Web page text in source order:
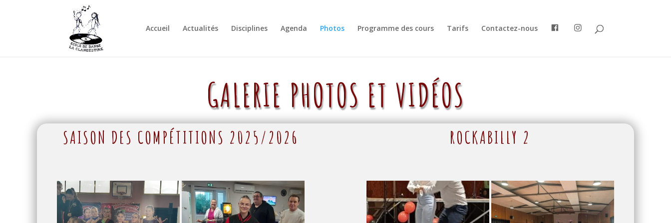
Accueil Actualités Disciplines Agenda Photos Programme des cours Tarifs Contactez-nous
GALERIE PHOTOS ET VIDÉOS
SAISON DES COMPÉTITIONS 2025/2026 ROCKABILLY 2